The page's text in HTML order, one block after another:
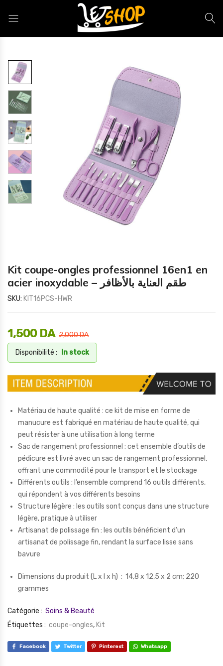
Kit coupe-ongles professionnel 16en1 en
acier inoxydable – طقم العناية بالأظافر
SKU: KIT16PCS-HWR
2,000DA
1,500 DA
Disponibilité : In stock
Matériau de haute qualité : ce kit de mise en forme de
manucure est fabriqué en matériau de haute qualité, qui
peut résister à une utilisation à long terme
Sac de rangement professionnel : cet ensemble d’outils de
pédicure est livré avec un sac de rangement professionnel,
offrant une commodité pour le transport et le stockage
Différents outils : l’ensemble comprend 16 outils différents,
qui répondent à vos différents besoins
Structure légère : les outils sont conçus dans une structure
légère, pratique à utiliser
Artisanat de polissage fin : les outils bénéficient d’un
artisanat de polissage fin, rendant la surface lisse sans
bavure
Dimensions du produit (L x l x h) ‏ : ‎ 14,8 x 12,5 x 2 cm; 220
grammes
Catégorie : Soins & Beauté
Étiquettes : coupe-ongles, Kit
Facebook Twitter Pinterest Whatsapp